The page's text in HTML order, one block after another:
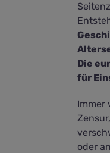
Die
für
Immer
oder